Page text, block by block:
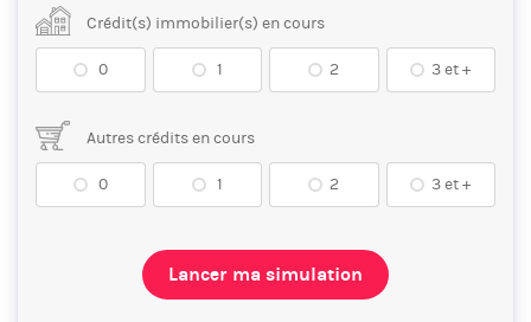
Crédit(s) immobilier(s) en cours
0 1 2 3 et +
Autres crédits en cours
0 1 2 3 et +
Lancer ma simulation